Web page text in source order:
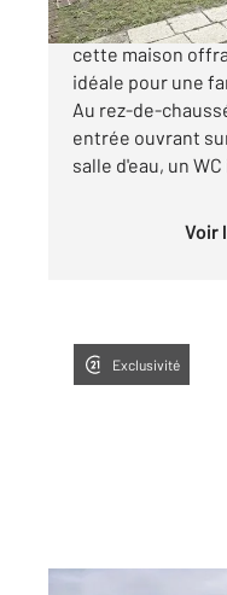
SAINT -
cette maison
idéale pour une
Au rez-de-
entrée ouvrant
salle d'eau, un WC
Exclusivité